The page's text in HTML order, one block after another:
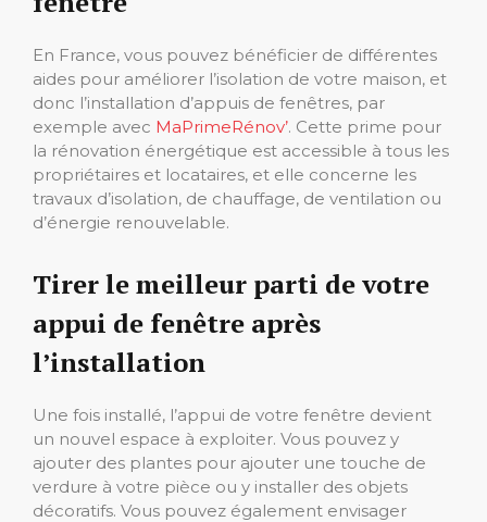
En France, vous pouvez bénéficier de différentes
aides pour améliorer l’isolation de votre maison, et
donc l’installation d’appuis de fenêtres, par
exemple avec MaPrimeRénov’. Cette prime pour
la rénovation énergétique est accessible à tous les
propriétaires et locataires, et elle concerne les
travaux d’isolation, de chauffage, de ventilation ou
d’énergie renouvelable.
Tirer le meilleur parti de votre
appui de fenêtre après
l’installation
Une fois installé, l’appui de votre fenêtre devient
un nouvel espace à exploiter. Vous pouvez y
ajouter des plantes pour ajouter une touche de
verdure à votre pièce ou y installer des objets
décoratifs. Vous pouvez également envisager